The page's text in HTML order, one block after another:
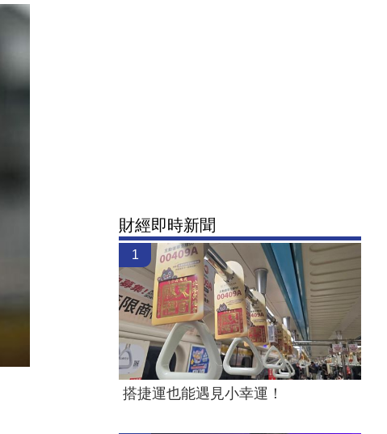
財經即時新聞
1
搭捷運也能遇見小幸運！